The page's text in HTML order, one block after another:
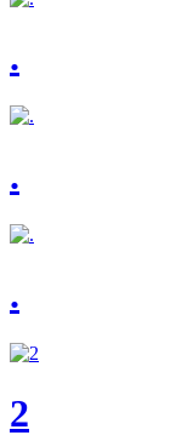
.
.
.
2